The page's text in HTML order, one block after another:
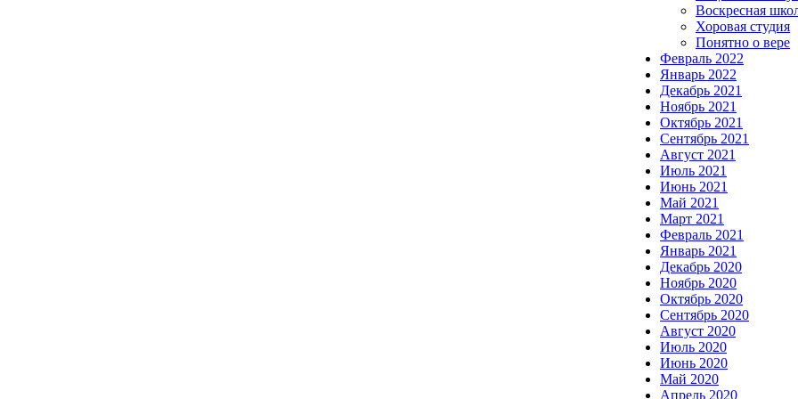
Воскресная
Хоровая студия
Понятно о вере
Февраль 2022
Январь 2022
Декабрь 2021
Ноябрь 2021
Октябрь 2021
Сентябрь 2021
Август 2021
Июль 2021
Июнь 2021
Май 2021
Март 2021
Февраль 2021
Январь 2021
Декабрь 2020
Ноябрь 2020
Октябрь 2020
Сентябрь 2020
Август 2020
Июль 2020
Июнь 2020
Май 2020
Апрель 2020